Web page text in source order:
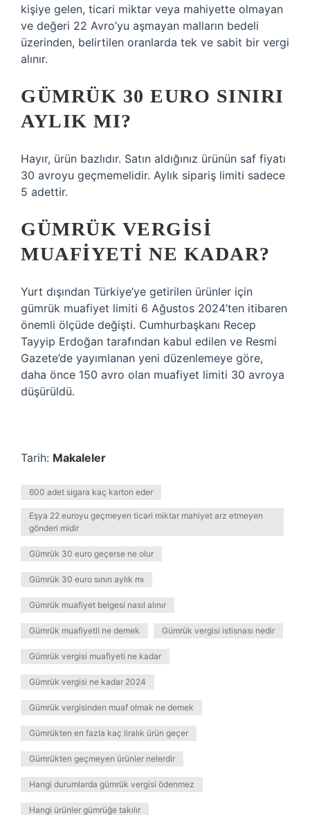
kişiye gelen, ticari miktar veya mahiyette olmayan
ve değeri 22 Avro’yu aşmayan malların bedeli
üzerinden, belirtilen oranlarda tek ve sabit bir vergi
alınır.
GÜMRÜK 30 EURO SINIRI
AYLIK MI?
Hayır, ürün bazlıdır. Satın aldığınız ürünün saf fiyatı
30 avroyu geçmemelidir. Aylık sipariş limiti sadece
5 adettir.
GÜMRÜK VERGISI
MUAFIYETI NE KADAR?
Yurt dışından Türkiye’ye getirilen ürünler için
gümrük muafiyet limiti 6 Ağustos 2024’ten itibaren
önemli ölçüde değişti. Cumhurbaşkanı Recep
Tayyip Erdoğan tarafından kabul edilen ve Resmi
Gazete’de yayımlanan yeni düzenlemeye göre,
daha önce 150 avro olan muafiyet limiti 30 avroya
düşürüldü.
Tarih: Makaleler
600 adet sigara kaç karton eder
Eşya 22 euroyu geçmeyen ticari miktar mahiyet arz etmeyen
gönderi midir
Gümrük 30 euro geçerse ne olur
Gümrük 30 euro sınırı aylık mı
Gümrük muafiyet belgesi nasıl alınır
Gümrük muafiyetli ne demek Gümrük vergisi istisnası nedir
Gümrük vergisi muafiyeti ne kadar
Gümrük vergisi ne kadar 2024
Gümrük vergisinden muaf olmak ne demek
Gümrükten en fazla kaç liralık ürün geçer
Gümrükten geçmeyen ürünler nelerdir
Hangi durumlarda gümrük vergisi ödenmez
Hangi ürünler gümrüğe takılır